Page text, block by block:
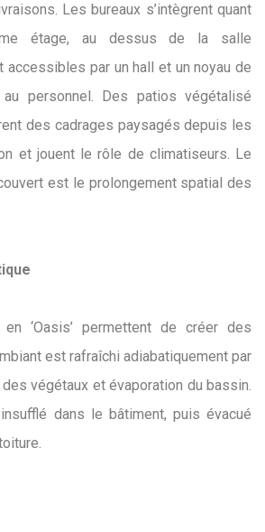
Les bureaux s’intègrent quant
étage, au dessus de la salle
accessibles par un hall et un noyau de
personnel. Des patios végétalisé
des cadrages paysagés depuis les
et jouent le rôle de climatiseurs. Le
est le prolongement spatial des
‘Oasis’ permettent de créer des
est rafraîchi adiabatiquement par
des végétaux et évaporation du bassin.
dans le bâtiment, puis évacué